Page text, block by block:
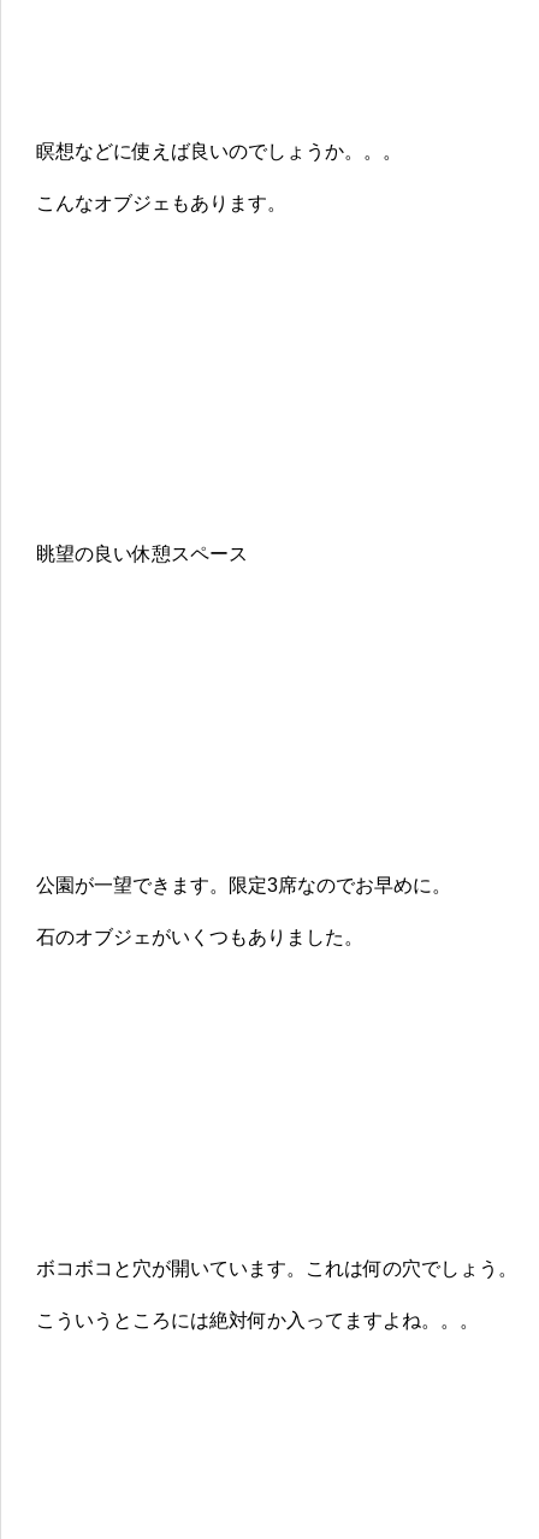
瞑想などに使えば良いのでしょうか。。。
こんなオブジェもあります。
眺望の良い休憩スペース
公園が一望できます。限定3席なのでお早めに。
石のオブジェがいくつもありました。
ボコボコと穴が開いています。これは何の穴でしょう。
こういうところには絶対何か入ってますよね。。。